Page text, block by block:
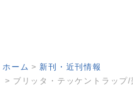
ホーム
新刊・近刊情報
ブリッタ・テッケントラップ/